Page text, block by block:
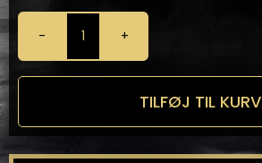
OZ
Superturismo
GT
antal
TILFØJ TIL KURV